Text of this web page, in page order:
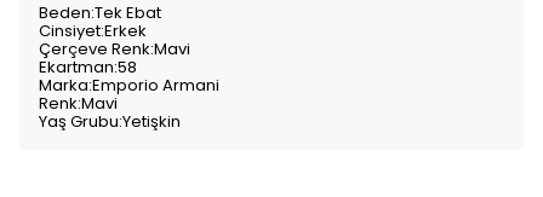
Beden:Tek Ebat
Cinsiyet:Erkek
Çerçeve Renk:Mavi
Ekartman:58
Marka:Emporio Armani
Renk:Mavi
Yaş Grubu:Yetişkin